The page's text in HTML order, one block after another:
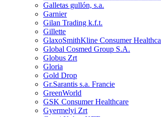
Galletas gullón, s.a.
Garnier
Gilan Trading k.f.t.
Gillette
GlaxoSmithKline Consumer
Global Cosmed Group S.A.
Globus Zrt
Gloria
Gold Drop
Gr.Sarantis s.a. Francie
GreenWorld
GSK Consumer Healthcare
Gyermelyi Zrt